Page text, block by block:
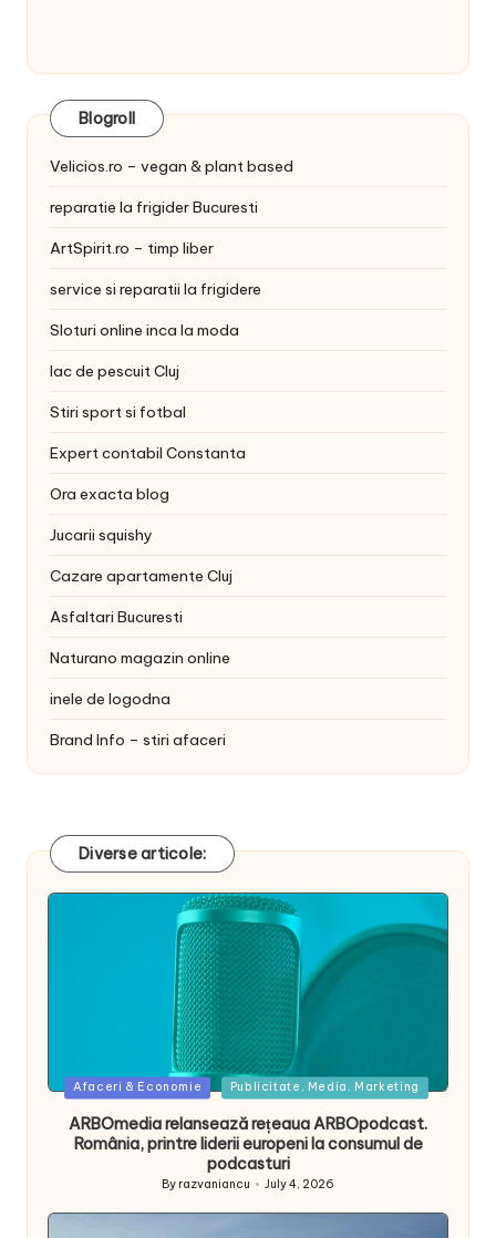
Blogroll
Velicios.ro – vegan & plant based
reparatie la frigider Bucuresti
ArtSpirit.ro – timp liber
service si reparatii la frigidere
Sloturi online inca la moda
lac de pescuit Cluj
Stiri sport si fotbal
Expert contabil Constanta
Ora exacta blog
Jucarii squishy
Cazare apartamente Cluj
Asfaltari Bucuresti
Naturano magazin online
inele de logodna
Brand Info – stiri afaceri
Diverse articole:
Posted
Afaceri & Economie Publicitate, Media, Marketing
ARBOmedia relansează rețeaua ARBOpodcast.
România, printre liderii europeni la consumul de
podcasturi
Posted
By razvaniancu July 4, 2026